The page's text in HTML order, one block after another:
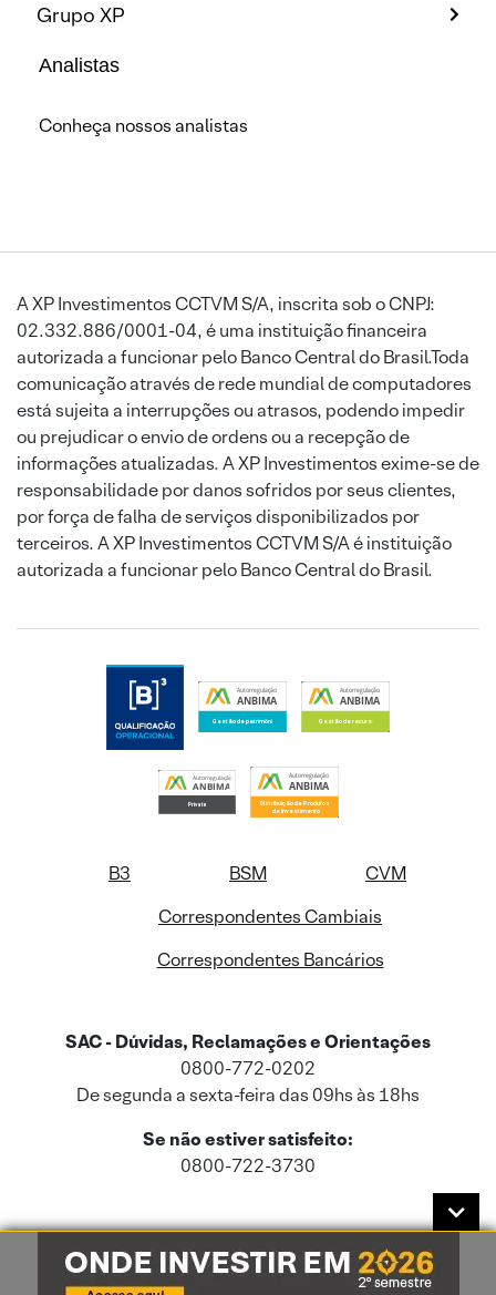
Grupo XP
Analistas
Conheça nossos analistas
A XP Investimentos CCTVM S/A, inscrita sob o CNPJ:
02.332.886/0001-04, é uma instituição financeira
autorizada a funcionar pelo Banco Central do Brasil.Toda
comunicação através de rede mundial de computadores
está sujeita a interrupções ou atrasos, podendo impedir
ou prejudicar o envio de ordens ou a recepção de
informações atualizadas. A XP Investimentos exime-se de
responsabilidade por danos sofridos por seus clientes,
por força de falha de serviços disponibilizados por
terceiros. A XP Investimentos CCTVM S/A é instituição
autorizada a funcionar pelo Banco Central do Brasil.
B3 BSM
CVM
Correspondentes Cambiais
Correspondentes Bancários
SAC - Dúvidas, Reclamações e Orientações
0800-772-0202
De segunda a sexta-feira das 09hs às 18hs
Se não estiver satisfeito:
0800-722-3730
Este site usa cookies e dados pessoais de acordo com a nossaPolítica de
Cookies
e a nossaPolítica de Privacidade.